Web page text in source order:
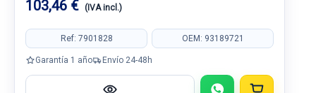
103,46 € (IVA incl.)
Ref: 7901828 OEM: 93189721
Garantía 1 año Envío 24-48h